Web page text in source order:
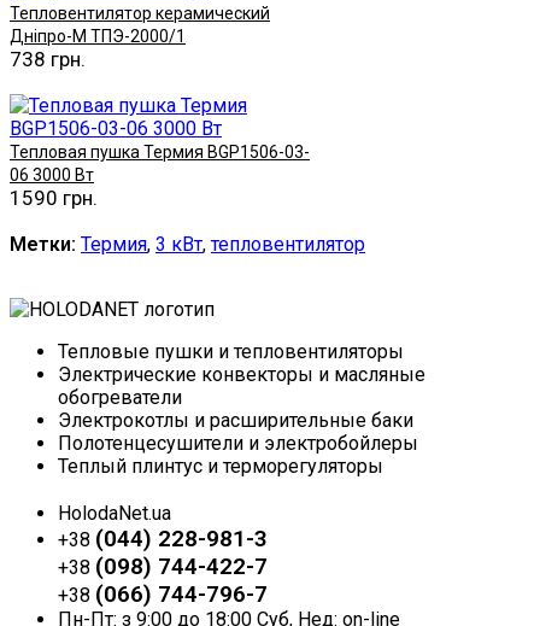
Тепловентилятор керамический
Дніпро-М ТПЭ-2000/1
738 грн.
Тепловая пушка Термия BGP1506-03-
06 3000 Вт
1590 грн.
Метки: Термия, 3 кВт,тепловентилятор
Тепловые пушки и тепловентиляторы
Электрические конвекторы и масляные
обогреватели
Электрокотлы и расширительные баки
Полотенцесушители и электробойлеры
Теплый плинтус и терморегуляторы
HolodaNet.ua
+38 (044) 228-981-3
+38 (098) 744-422-7
+38 (066) 744-796-7
Пн-Пт: з 9:00 до 18:00 Суб, Нед: on-line